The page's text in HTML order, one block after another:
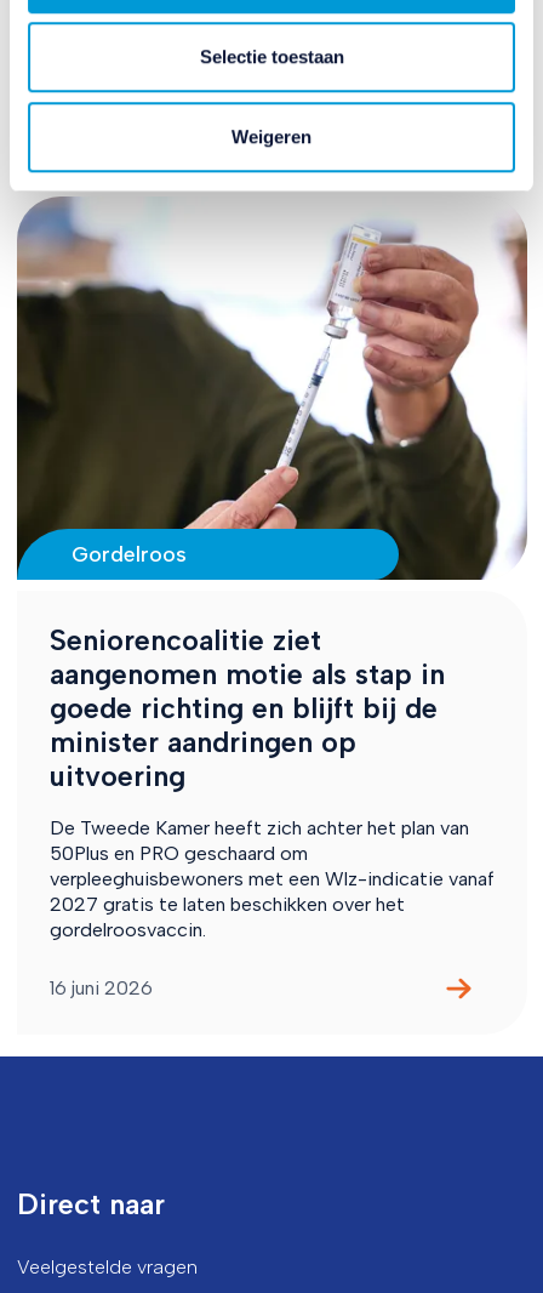
Selectie toestaan
Weigeren
een gehuwde of samenwoner is dat 17 euro per
Gordelroos
Seniorencoalitie ziet
aangenomen motie als stap in
goede richting en blijft bij de
minister aandringen op
uitvoering
De Tweede Kamer heeft zich achter het plan van
50Plus en PRO geschaard om
verpleeghuisbewoners met een Wlz-indicatie vanaf
2027 gratis te laten beschikken over het
gordelroosvaccin.
16 juni 2026
Direct naar
Veelgestelde vragen